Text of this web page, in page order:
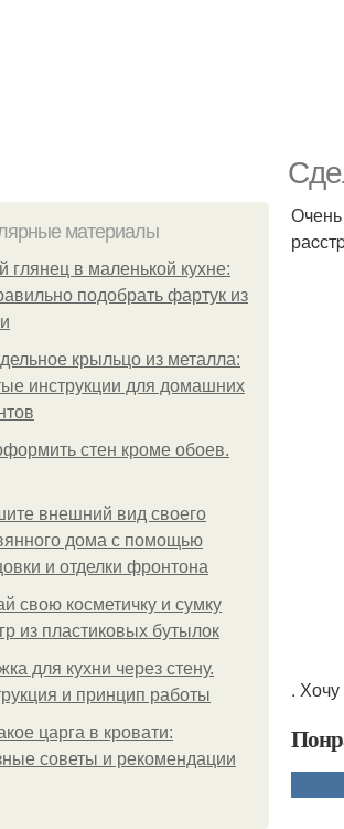
материалы
глянец в маленькой кухне:
подобрать фартук из
крыльцо из металла:
инструкции для домашних
стен кроме обоев.
внешний вид своего
дома с помощью
и отделки фронтона
свою косметичку и сумку
из пластиковых бутылок
для кухни через стену.
и принцип работы
царга в кровати:
советы и рекомендации
.